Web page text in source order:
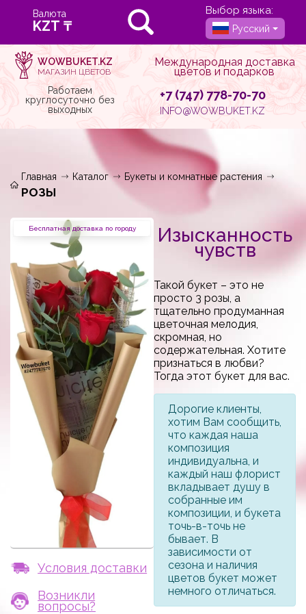
Валюта Выбор языка:
Русский
WOWBUKET.KZ
МАГАЗИН ЦВЕТОВ
Международная доставка
цветов и подарков
Работаем
круглосуточно без
выходных
+7 (747) 778-70-70
INFO@WOWBUKET.KZ
Главная Каталог Букеты и комнатные растения
РОЗЫ
Бесплатная доставка по городу
Условия доставки
Возникли
вопросы?
Изысканность
чувств
Такой букет – это не
просто 3 розы, а
тщательно продуманная
цветочная мелодия,
скромная, но
содержательная. Хотите
признаться в любви?
Тогда этот букет для вас.
Дорогие клиенты,
хотим Вам сообщить,
что каждая наша
композиция
индивидуальна, и
каждый наш флорист
вкладывает душу в
собранные им
композиции, и букета
точь-в-точь не
бывает. В
зависимости от
сезона и наличия
цветов букет может
немного отличаться.